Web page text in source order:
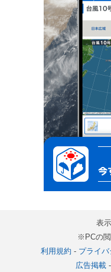
表示
※PCの
利用規約 - プライ
広告掲載-